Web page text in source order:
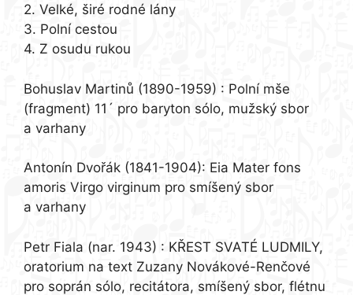
2. Velké, širé rodné lány
3. Polní cestou
4. Z osudu rukou
Bohuslav Martinů (1890-1959) : Polní mše
(fragment) 11´ pro baryton sólo, mužský sbor
a varhany
Antonín Dvořák (1841-1904): Eia Mater fons
amoris Virgo virginum pro smíšený sbor
a varhany
Petr Fiala (nar. 1943) : KŘEST SVATÉ LUDMILY,
oratorium na text Zuzany Novákové-Renčové
pro soprán sólo, recitátora, smíšený sbor, flétnu